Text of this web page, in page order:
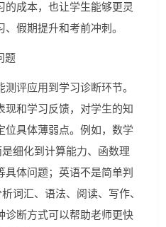
成本，也让学生能够更灵
假期提升和考前冲刺。
题
评应用到学习诊断环节。
和学习反馈，对学生的知
位具体薄弱点。例如，数学
细化到计算能力、函数理
体问题；英语不是简单判
词汇、语法、阅读、写作、
诊断方式可以帮助老师更快